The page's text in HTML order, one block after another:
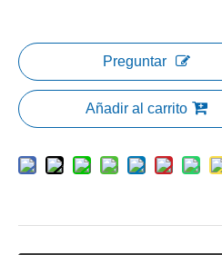
Preguntar
Añadir al carrito